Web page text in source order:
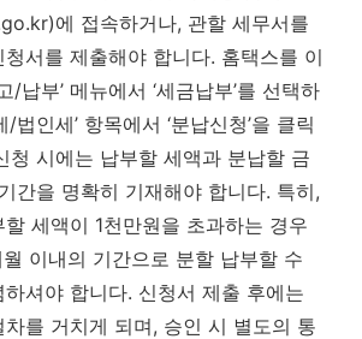
에 접속하거나, 관할 세무서를
서를 제출해야 합니다. 홈택스를 이
/납부’ 메뉴에서 ‘세금납부’를 선택하
/법인세’ 항목에서 ‘분납신청’을 클릭
청 시에는 납부할 세액과 분납할 금
간을 명확히 기재해야 합니다. 특히,
세액이 1천만원을 초과하는 경우
이내의 기간으로 분할 납부할 수
하셔야 합니다. 신청서 제출 후에는
를 거치게 되며, 승인 시 별도의 통